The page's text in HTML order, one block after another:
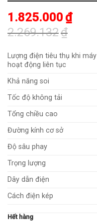
2.269.132₫
gốc
là:
2.269.132₫.
1.825.000 ₫
hiện
tại
là:
1.825.000₫.
Lượng điện tiêu thụ khi máy
hoạt động liên tục
Khả năng soi
Tốc độ không tải
Tổng chiều cao
Đường kính cơ sở
Độ sâu phay
Trọng lượng
Dây dẫn điện
Cách điện kép
Hết hàng